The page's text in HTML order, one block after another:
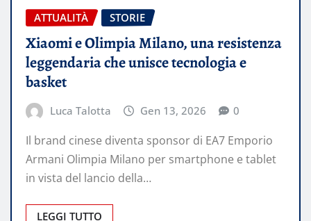
ATTUALITÀ STORIE
Xiaomi e Olimpia Milano, una resistenza
leggendaria che unisce tecnologia e
basket
Luca Talotta Gen 13, 2026 0
Il brand cinese diventa sponsor di EA7 Emporio
Armani Olimpia Milano per smartphone e tablet
in vista del lancio della…
LEGGI TUTTO